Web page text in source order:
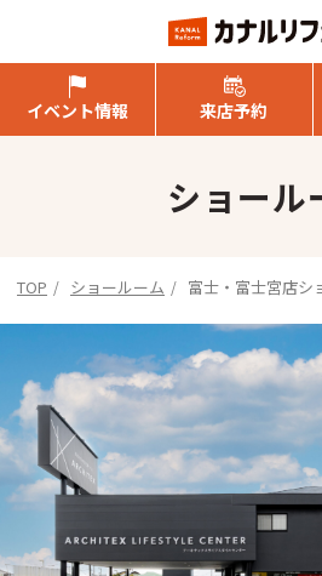
イベント情報 来店予約
ショール
TOP ショールーム 富士・富士宮店シ